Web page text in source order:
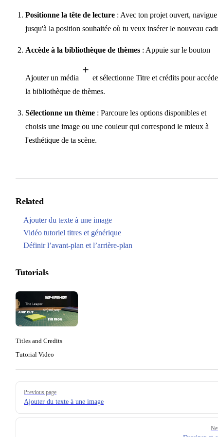
Positionne la tête de lecture : Avec ton projet ouvert, navigue
jusqu'à la position souhaitée où tu veux insérer le nouveau
Accède à la bibliothèque de thèmes : Appuie sur le bouton
Ajouter un média
et sélectionne Titre et crédits pour
la bibliothèque de thèmes.
Sélectionne un thème : Parcoure les options disponibles et
choisis une image ou une couleur qui correspond le mieux à
l'esthétique de ta scène.
Related
Ajouter du texte à une image
Vidéo tutoriel titres et générique
Définir l’avant-plan et l’arrière-plan
Tutorials
Titles and Credits
Tutorial Video
Pager
Previous page
Ajouter du texte à une image